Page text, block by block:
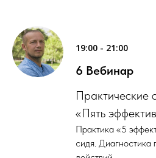
19:00 - 21:00
6 Вебинар
Практические
«Пять
Практика «5
сидя. Диагностика